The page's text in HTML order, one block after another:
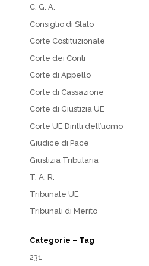
C. G. A.
Consiglio di Stato
Corte Costituzionale
Corte dei Conti
Corte di Appello
Corte di Cassazione
Corte di Giustizia UE
Corte UE Diritti dell’uomo
Giudice di Pace
Giustizia Tributaria
T. A. R.
Tribunale UE
Tribunali di Merito
Categorie – Tag
231